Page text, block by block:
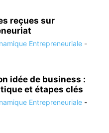
reçues sur
Entrepreneuriale -
idée de business :
et étapes clés
Entrepreneuriale -